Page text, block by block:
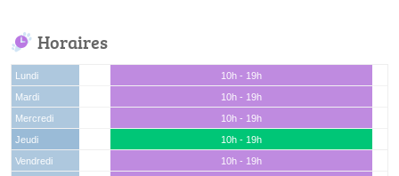
Horaires
Lundi
10h - 19h
Mardi
10h - 19h
Mercredi
10h - 19h
Jeudi
10h - 19h
Vendredi
10h - 19h